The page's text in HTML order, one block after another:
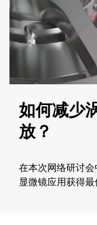
如何减少
放？
在本次网络研讨
显微镜应用获得最